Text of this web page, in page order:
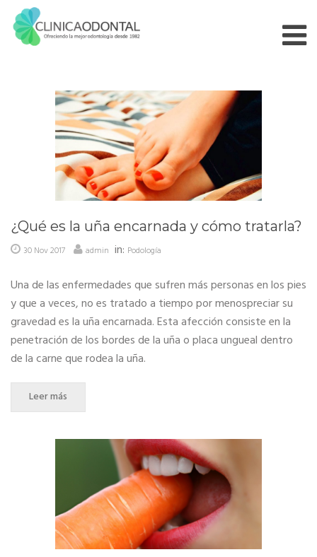
content
¿Qué es la uña encarnada y cómo tratarla?
30 Nov 2017 admin in: Podología
Una de las enfermedades que sufren más personas en los pies
y que a veces, no es tratado a tiempo por menospreciar su
gravedad es la uña encarnada. Esta afección consiste en la
penetración de los bordes de la uña o placa ungueal dentro
de la carne que rodea la uña.
Leer más